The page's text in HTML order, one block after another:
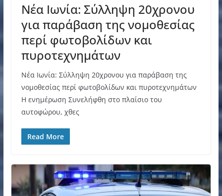
Νέα Ιωνία: Σύλληψη 20χρονου
για παράβαση της νομοθεσίας
περί φωτοβολίδων και
πυροτεχνημάτων
Νέα Ιωνία: Σύλληψη 20χρονου για παράβαση της
νομοθεσίας περί φωτοβολίδων και πυροτεχνημάτων
Η ενημέρωση Συνελήφθη στο πλαίσιο του
αυτοφώρου, χθες
Read More